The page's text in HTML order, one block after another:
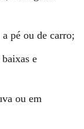
a pé ou de carro;
e
ou em